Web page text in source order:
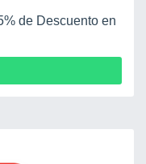
de Descuento en